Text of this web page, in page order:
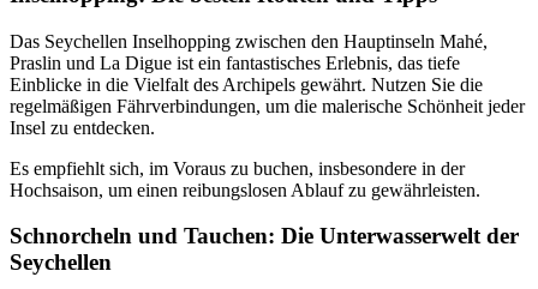
Das Seychellen Inselhopping zwischen den Hauptinseln Mahé,
Praslin und La Digue ist ein fantastisches Erlebnis, das tiefe
Einblicke in die Vielfalt des Archipels gewährt. Nutzen Sie die
regelmäßigen Fährverbindungen, um die malerische Schönheit jeder
Insel zu entdecken.
Es empfiehlt sich, im Voraus zu buchen, insbesondere in der
Hochsaison, um einen reibungslosen Ablauf zu gewährleisten.
Schnorcheln und Tauchen: Die Unterwasserwelt der
Seychellen